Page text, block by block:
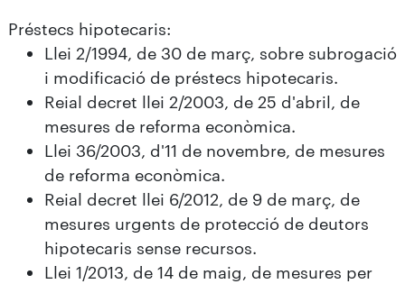
Préstecs hipotecaris:
Llei 2/1994, de 30 de març, sobre subrogació
i modificació de préstecs hipotecaris.
Reial decret llei 2/2003, de 25 d'abril, de
mesures de reforma econòmica.
Llei 36/2003, d'11 de novembre, de mesures
de reforma econòmica.
Reial decret llei 6/2012, de 9 de març, de
mesures urgents de protecció de deutors
hipotecaris sense recursos.
Llei 1/2013, de 14 de maig, de mesures per